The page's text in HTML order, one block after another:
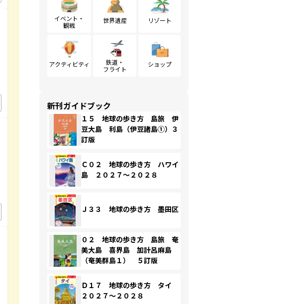
イベント・
観戦
世界遺産 リゾート
アクティビティ
鉄道・
フライト
ショップ
新刊ガイドブック
１５ 地球の歩き方 島旅 伊
豆大島 利島（伊豆諸島①）３
訂版
Ｃ０２ 地球の歩き方 ハワイ
島 ２０２７～２０２８
Ｊ３３ 地球の歩き方 墨田区
０２ 地球の歩き方 島旅 奄
美大島 喜界島 加計呂麻島
（奄美群島１） ５訂版
Ｄ１７ 地球の歩き方 タイ
２０２７～２０２８